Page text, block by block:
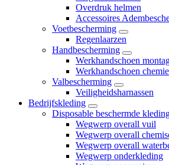
Overdruk helmen
Accessoires
Voetbescherming
Regenlaarzen
Handbescherming
Werkhandschoen
Werkhandschoen chemie
Valbescherming
Veiligheidsharnassen
Bedrijfskleding
Disposable beschermde
Wegwerp overall vuil
Wegwerp overall
Wegwerp overall
Wegwerp onderkleding